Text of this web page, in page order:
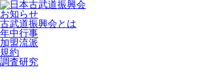
お知らせ
古武道振興会とは
年中行事
加盟流派
規約
調査研究